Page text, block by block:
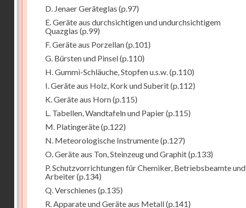
D. Jenaer Geräteglas (p.97)
E. Geräte aus durchsichtigen und undurchsichtigem
Quazglas (p.99)
F. Geräte aus Porzellan(p.101)
G. Bürsten und Pinsel(p.110)
H. Gummi-Schläuche, Stopfen u.s.w.(p.110)
I. Geräte aus Holz, Kork und Suberit(p.112)
K. Geräte aus Horn(p.115)
L. Tabellen, Wandtafeln und Papier(p.115)
M. Platingeräte(p.122)
N. Meteorologische Instrumente(p.127)
O. Geräte aus Ton, Steinzeug und Graphit(p.133)
P. Schutzvorrichtungen für Chemiker, Betriebsbeamte und
Arbeiter(p.134)
Q. Verschienes (p.135)
R. Apparate und Geräte aus Metall(p.141)